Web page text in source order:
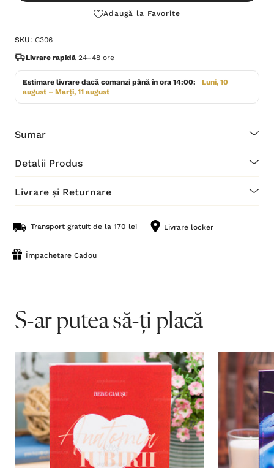
Adaugă la Favorite
SKU: C306
Livrare rapidă 24–48 ore
Estimare livrare dacă comanzi până în ora 14:00:
Luni, 10
august – Marți, 11 august
Sumar
Detalii Produs
Livrare și Returnare
Transport gratuit de la 170 lei Livrare locker
Împachetare Cadou
S-ar putea să-ți placă